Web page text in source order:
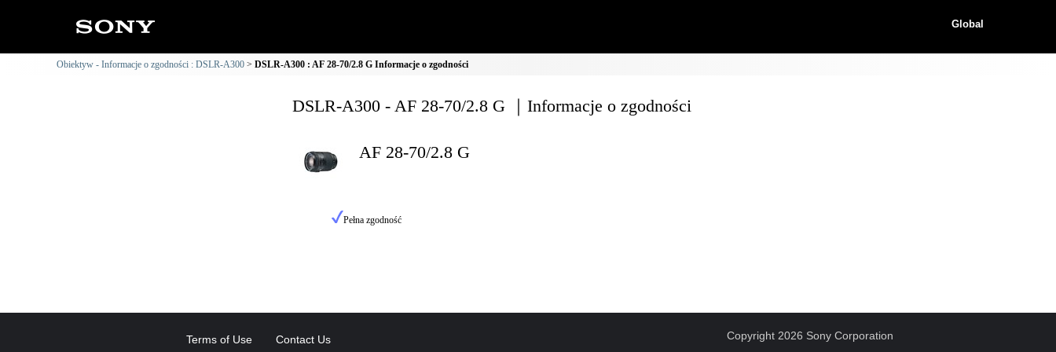
Global
Obiektyw - Informacje o zgodności : DSLR-A300 DSLR-A300 : AF 28-70/2.8 G Informacje o zgodności
DSLR-A300 - AF 28-70/2.8 G ｜Informacje o zgodności
AF 28-70/2.8 G
Pełna zgodność
Terms of Use Contact Us Copyright 2026 Sony Corporation